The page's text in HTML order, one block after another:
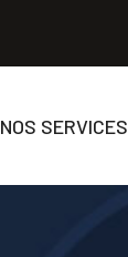
NOS SERVICES